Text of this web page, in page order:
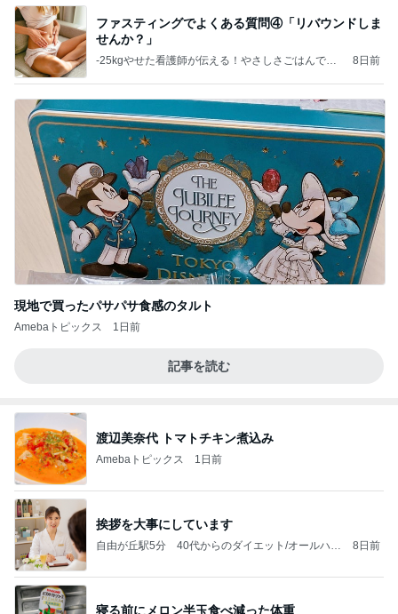
ファスティングでよくある質問④「リバウンドしま
せんか？」
‐25kgやせた看護師が伝える！やさしさごはんで整
8日前
現地で買ったパサパサ食感のタルト
Amebaトピックス 1日前
記事を読む
渡辺美奈代 トマトチキン煮込み
Amebaトピックス 1日前
挨拶を大事にしています
自由が丘駅5分 40代からのダイエット/オールハン
8日前
寝る前にメロン半玉食べ減った体重